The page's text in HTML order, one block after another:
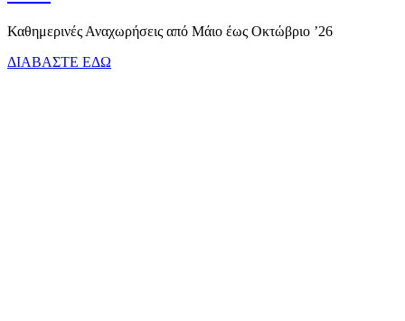
Καθημερινές Αναχωρήσεις από Μάιο έως Οκτώβριο ’26
ΔΙΑΒΑΣΤΕ ΕΔΩ